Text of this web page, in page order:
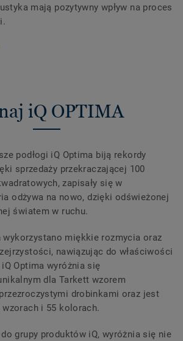
mają pozytywny wpływ na proces
iQ OPTIMA
podłogi iQ Optima biją rekordy
sprzedaży przekraczającej 100
zapisały się w
odżywa na nowo, dzięki odświeżonej
światem w ruchu.
wykorzystano miękkie rozmycia oraz
nawiązując do właściwości
Optima wyróżnia się
dla Tarkett wzorem
drobinkami oraz jest
i 55 kolorach.
grupy produktów iQ, wyróżnia się nie